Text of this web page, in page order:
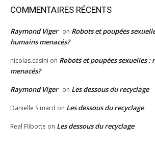
COMMENTAIRES RÉCENTS
Raymond Viger on Robots et poupées
humains menacés?
nicolas.casini on Robots et poupées sexuelles
menacés?
Raymond Viger on Les dessous du recyclage
Danielle Simard on Les dessous du recyclage
Real Flibotte on Les dessous du recyclage